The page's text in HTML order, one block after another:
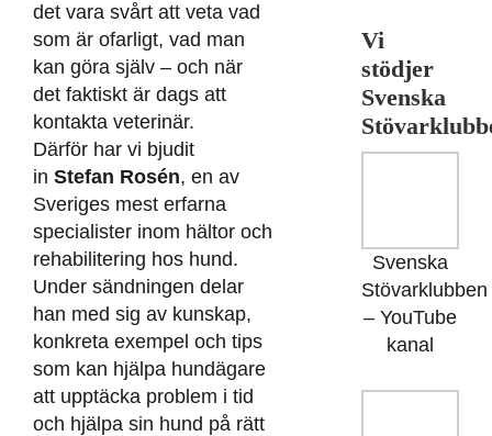
det vara svårt att veta vad
som är ofarligt, vad man
kan göra själv – och när
det faktiskt är dags att
kontakta veterinär.
Därför har vi bjudit
in Stefan Rosén, en av
Sveriges mest erfarna
specialister inom hältor och
rehabilitering hos hund.
Under sändningen delar
han med sig av kunskap,
konkreta exempel och tips
som kan hjälpa hundägare
att upptäcka problem i tid
och hjälpa sin hund på rätt
Vi
stödjer
Svenska
Svenska
Stövarklubben
– YouTube
kanal